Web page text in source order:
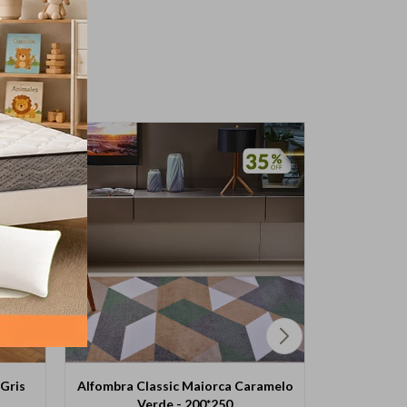
Alfombra Classic Maiorca Caramelo